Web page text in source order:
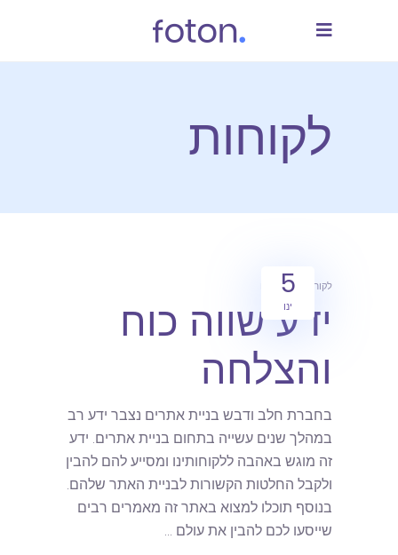
לקוחות
5
ינו
לקוחות מאמרים
ידע שווה כוח
והצלחה
בחברת חלב ודבש בניית אתרים נצבר ידע רב
במהלך שנים עשייה בתחום בניית אתרים. ידע
זה מוגש באהבה ללקוחותינו ומסייע להם להבין
ולקבל החלטות הקשורות לבניית האתר שלהם.
בנוסף תוכלו למצוא באתר זה מאמרים רבים
שייסעו לכם להבין את עולם